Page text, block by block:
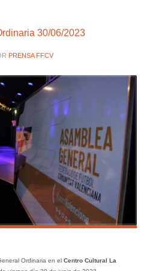
30/06/2023
PRENSA FFCV
Ordinaria en el Centro Cultural La